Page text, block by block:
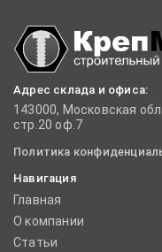
Адрес склада и офиса:
143000, Московская
стр.20 оф.7
Политика
Навигация
Главная
О компании
Статьи